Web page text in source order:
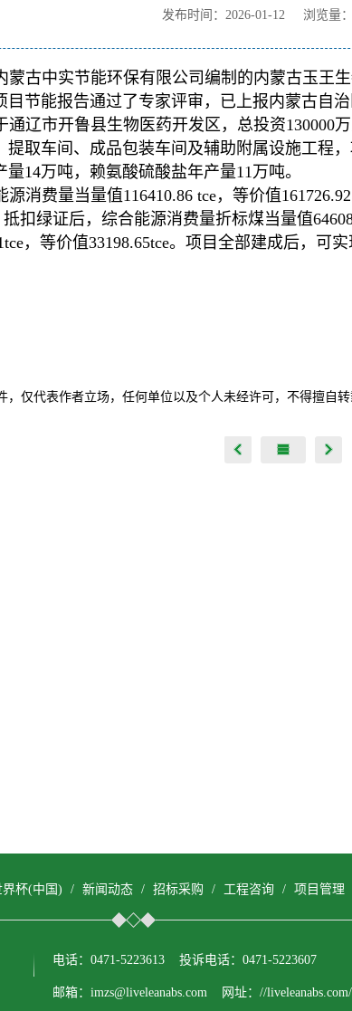
发布时间：2026-01-12 浏览量：
蒙古中实节能环保有限公司编制的内蒙古玉王
目节能报告通过了专家评审，已上报内蒙古自治
通辽市开鲁县生物医药开发区，总投资130000
提取车间、成品包装车间及辅助附属设施工程
14万吨，赖氨酸硫酸盐年产量11万吨。
源消费量当量值116410.86 tce，等价值
抵扣绿证后，综合能源消费量折标煤当量值
，等价值33198.65tce。项目全部建成后，可
，仅代表作者立场，任何单位以及个人未经许可，不得擅自转
界杯(中国) / 新闻动态 / 招标采购 / 工程咨询 / 项目管理
电话：0471-5223613 投诉电话：0471-5223607
邮箱：imzs@liveleanabs.com 网址：//liveleanabs.com/